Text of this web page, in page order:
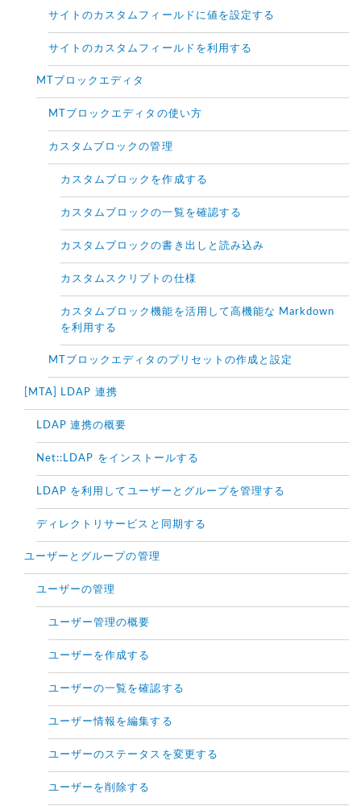
サイトのカスタムフィールドに値を設定する
サイトのカスタムフィールドを利用する
MTブロックエディタ
MTブロックエディタの使い方
カスタムブロックの管理
カスタムブロックを作成する
カスタムブロックの一覧を確認する
カスタムブロックの書き出しと読み込み
カスタムスクリプトの仕様
カスタムブロック機能を活用して高機能な Markdown
を利用する
MTブロックエディタのプリセットの作成と設定
[MTA] LDAP 連携
LDAP 連携の概要
Net::LDAP をインストールする
LDAP を利用してユーザーとグループを管理する
ディレクトリサービスと同期する
ユーザーとグループの管理
ユーザーの管理
ユーザー管理の概要
ユーザーを作成する
ユーザーの一覧を確認する
ユーザー情報を編集する
ユーザーのステータスを変更する
ユーザーを削除する